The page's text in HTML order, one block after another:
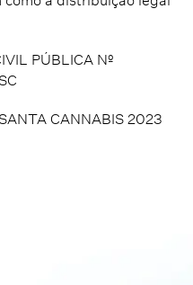
PÚBLICA Nº
CANNABIS 2023​